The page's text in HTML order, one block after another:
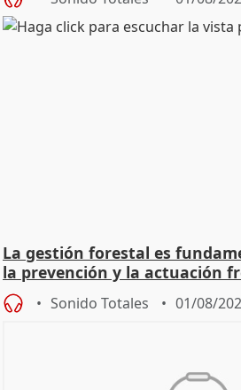
La gestión forestal es
la prevención y la actuación
Sonido Totales 01/08/